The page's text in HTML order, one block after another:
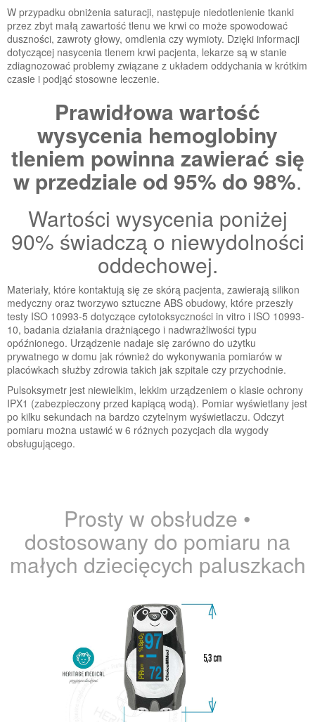
W przypadku obniżenia saturacji, następuje niedotlenienie tkanki
przez zbyt małą zawartość tlenu we krwi co może spowodować
duszności, zawroty głowy, omdlenia czy wymioty. Dzięki informacji
dotyczącej nasycenia tlenem krwi pacjenta, lekarze są w stanie
zdiagnozować problemy związane z układem oddychania w krótkim
czasie i podjąć stosowne leczenie.
Prawidłowa wartość
wysycenia hemoglobiny
tleniem powinna zawierać się
w przedziale od 95% do 98%.
Wartości wysycenia poniżej
90% świadczą o niewydolności
oddechowej.
Materiały, które kontaktują się ze skórą pacjenta, zawierają silikon
medyczny oraz tworzywo sztuczne ABS obudowy, które przeszły
testy ISO 10993-5 dotyczące cytotoksyczności in vitro i ISO 10993-
10, badania działania drażniącego i nadwrażliwości typu
opóźnionego. Urządzenie nadaje się zarówno do użytku
prywatnego w domu jak również do wykonywania pomiarów w
placówkach służby zdrowia takich jak szpitale czy przychodnie.
Pulsoksymetr jest niewielkim, lekkim urządzeniem o klasie ochrony
IPX1 (zabezpieczony przed kapiącą wodą). Pomiar wyświetlany jest
po kilku sekundach na bardzo czytelnym wyświetlaczu. Odczyt
pomiaru można ustawić w 6 różnych pozycjach dla wygody
obsługującego.
Prosty w obsłudze •
dostosowany do pomiaru na
małych dziecięcych paluszkach